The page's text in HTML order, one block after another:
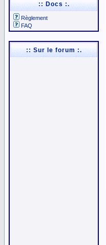
:: Docs :.
Règlement
FAQ
:: Sur le forum :.